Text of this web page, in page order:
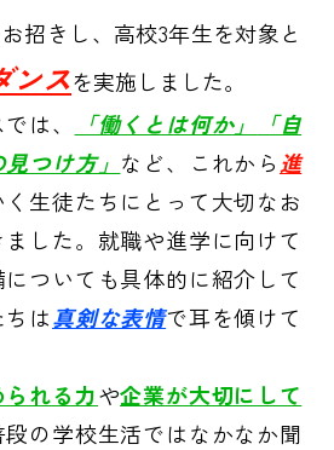
招きし、高校3年生を対象と
ンスを実施しました。
は、
「働くとは何か」
「自
つけ方」 など、これから進
生徒たちにとって大切なお
した。就職や進学に向けて
ついても具体的に紹介して
は真剣な表情で耳を傾けて
れる力や企業が大切にして
段の学校生活ではなかなか聞